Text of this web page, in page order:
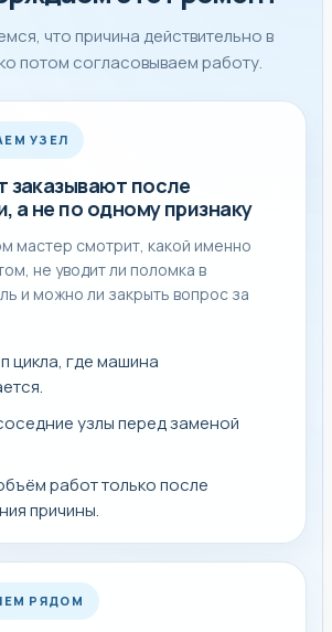
диагностики и удобное время
проверяем работу
или на рабочем режиме.
срок и стоимость
к узлу, состояние соседних
детали под конкретную модель.
случайную замену вслепую, а
неисправность на месте.
бывает недостаточно
машинам проблема
наборе воды, нагреве, помпе,
блокировке люка или модуле
внешний симптом редко показывает
осмотра.
что причина действительно в
потом согласовываем работу.
УЗЕЛ
заказывают после
а не по одному признаку
мастер смотрит, какой именно
не уводит ли поломка в
и можно ли закрыть вопрос за
цикла, где машина
узлы перед заменой
работ только после
причины.
РЯДОМ